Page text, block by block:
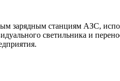
зарядным станциям АЗС,
светильника и